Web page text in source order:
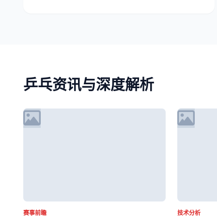
乒乓资讯与深度解析
赛事前瞻 技术分析